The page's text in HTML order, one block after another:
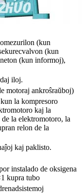
(kun
(kun
(kun informoj),
iloj.
motoraj ankroŝraŭboj)
la kompresoro
kaj la
la elektromotoro, la
relon de la
kaj paklisto.
instalado de oksigena
kupra tubo